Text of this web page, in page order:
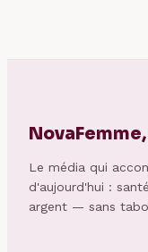
Le média qui
d'aujourd'hui :
argent — sans